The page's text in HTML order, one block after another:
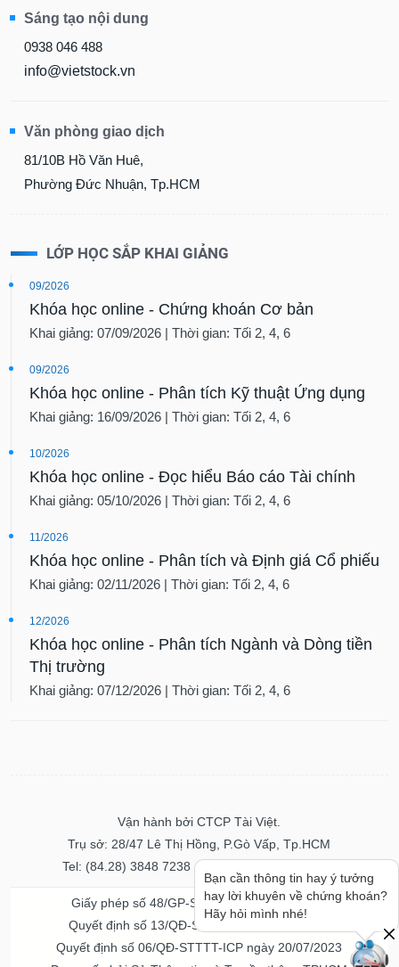
Sáng tạo nội dung
0938 046 488
info@vietstock.vn
Văn phòng giao dịch
81/10B Hồ Văn Huê,
Phường Đức Nhuận, Tp.HCM
LỚP HỌC SẮP KHAI GIẢNG
09/2026
Khóa học online - Chứng khoán Cơ bản
Khai giảng: 07/09/2026 | Thời gian: Tối 2, 4, 6
09/2026
Khóa học online - Phân tích Kỹ thuật Ứng dụng
Khai giảng: 16/09/2026 | Thời gian: Tối 2, 4, 6
10/2026
Khóa học online - Đọc hiểu Báo cáo Tài chính
Khai giảng: 05/10/2026 | Thời gian: Tối 2, 4, 6
11/2026
Khóa học online - Phân tích và Định giá Cổ phiếu
Khai giảng: 02/11/2026 | Thời gian: Tối 2, 4, 6
12/2026
Khóa học online - Phân tích Ngành và Dòng tiền
Thị trường
Khai giảng: 07/12/2026 | Thời gian: Tối 2, 4, 6
Vận hành bởi CTCP Tài Việt.
Trụ sở: 28/47 Lê Thị Hồng, P.Gò Vấp, Tp.HCM
Tel: (84.28) 3848 7238 - Fax: (84.28) 3848 7237
Giấy phép số 48/GP-STTTT ngày 04/11/2016
Quyết định số 13/QĐ-STTTT ngày 02/11/2017
Quyết định số 06/QĐ-STTTT-ICP ngày 20/07/2023
Bạn cần thông tin hay ý tưởng
hay lời khuyên về chứng khoán?
Hãy hỏi mình nhé!